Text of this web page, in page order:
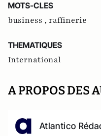
MOTS-CLES
business , raffinerie
THEMATIQUES
International
A PROPOS DES
Atlantico